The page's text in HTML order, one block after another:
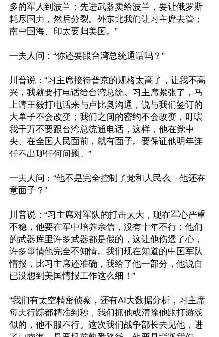
多的军人到波兰；先进武器卖给波兰，要让俄罗斯
耗尽国力，然后分裂。外东北我们让习主席去管；
南中国海、印太要归美国。”
一夫人问：“你还要跟台湾总统通话吗？”
川普说：“习主席接待普京的规格太高了，让我不高
兴，我就要打电话给台湾总统。习主席紧张了，马
上请王毅打电话来与卢比奥沟通，说与我们签订的
大单子不会改变；我们之间的密约不会改变，叮嚷
我千万不要跟台湾总统通电话，这样，他在党中
央、在全国人民面前，就有面子。要保证他明年连
任不出现任何问题。”
一夫人问：“他不是完全控制了党和人民么！他还在
意面子？”
川普说：“习主席对军队的打击太大，现在军心严重
不稳，他要在军中培养亲信，没有十年不行；他们
的武器库里许多武器都是假的，这让他伤透了心，
许多事情他完全不知情。我们现在知道的中国军队
情报，比习主席还准确，我给了他一部分，他说自
已没想到美国情报工作这么细！”
“我们有太空精密侦察，还有AI大数据分析，习主席
每天行踪都精准到秒，我们抓他或清除他跟打游戏
似的，他不服不行。这次我们战争部长去见他，进